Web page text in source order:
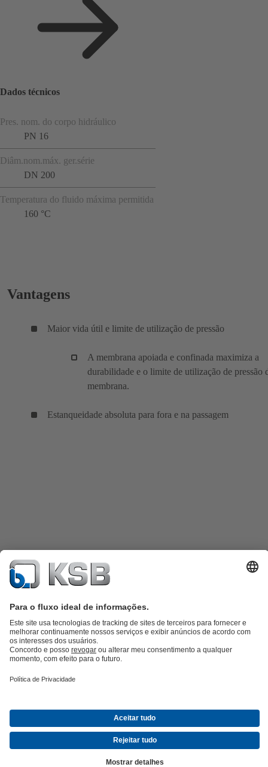
Dados técnicos
Pres. nom. do corpo hidráulico
PN 16
Diâm.nom.máx. ger.série
DN 200
Temperatura do fluido máxima permitida
160 °C
Vantagens
Maior vida útil e limite de utilização de pressão
A membrana apoiada e confinada maximiza a
durabilidade e o limite de utilização de pressão
membrana.
Estanqueidade absoluta para fora e na passagem
Catálogo de produtosKSB SupremeServ: peças sobressalentes
SupremeServ: assistência premium para bombas e válvulas
Águas ResiduaisAbastecimento de Água
KSB Portugal • Venha Conhecer-nos melhorEventosInformações
Técnicas e Notícias
Oportunidades de carreira na KSB
Redes Sociais
Contactos KSB Portugal
© KSB SE & Co. KGaA
Declaração de Responsabilidade